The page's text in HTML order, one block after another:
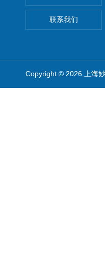
联系我们
Copyright © 2026 上海